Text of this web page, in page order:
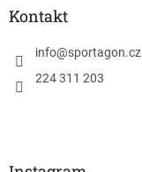
Kontakt
info@sportagon.cz
224 311 203